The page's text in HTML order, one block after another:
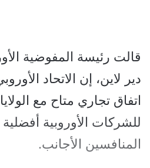
قالت رئيسة المفوضية
دير لاين، إن الاتحاد
اتفاق تجاري متاح مع
للشركات الأوروبية
المنافسين الأجانب.